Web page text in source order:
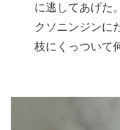
に逃してあげた
クソニンジンに
枝にくっついて